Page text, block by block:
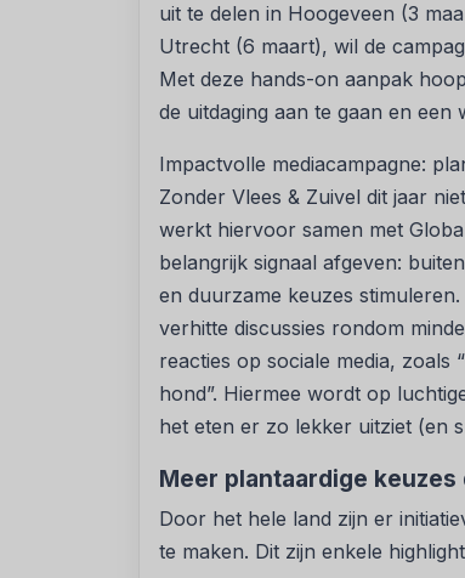
uit te delen in Hoogeveen (3
Utrecht (6 maart), wil de
Met deze hands-on aanpak
de uitdaging aan te gaan en een
Impactvolle mediacampagne:
Zonder Vlees & Zuivel dit jaar
werkt hiervoor samen met
belangrijk signaal afgeven:
en duurzame keuzes
verhitte discussies rondom
reacties op sociale media, zoals
hond”. Hiermee wordt op
het eten er zo lekker uitziet (en
Meer plantaardige keuzes
Door het hele land zijn er
te maken. Dit zijn enkele